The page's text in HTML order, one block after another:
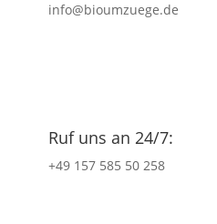
info@bioumzuege.de
Ruf uns an 24/7:
+49 157 585 50 258